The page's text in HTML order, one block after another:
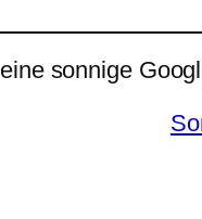
eine sonnige